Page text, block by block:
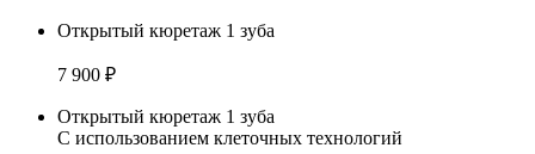
Открытый кюретаж 1 зуба
7 900 ₽
Открытый кюретаж 1 зуба
С использованием клеточных технологий